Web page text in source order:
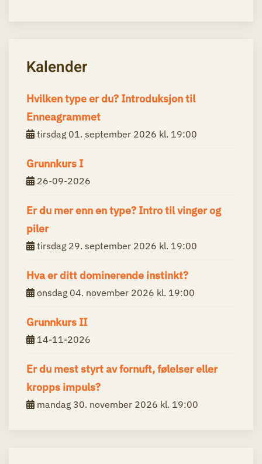
Kalender
Hvilken type er du? Introduksjon til
Enneagrammet
tirsdag 01. september 2026 kl. 19:00
Grunnkurs I
26-09-2026
Er du mer enn en type? Intro til vinger og
piler
tirsdag 29. september 2026 kl. 19:00
Hva er ditt dominerende instinkt?
onsdag 04. november 2026 kl. 19:00
Grunnkurs II
14-11-2026
Er du mest styrt av fornuft, følelser eller
kropps impuls?
mandag 30. november 2026 kl. 19:00